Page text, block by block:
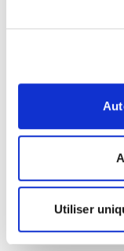
Utiliser